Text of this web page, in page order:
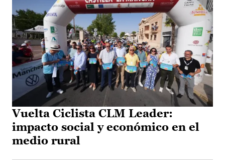
Vuelta Ciclista CLM Leader:
impacto social y económico en el
medio rural